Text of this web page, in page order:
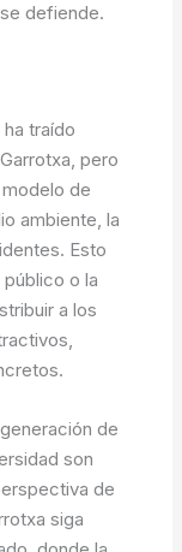
defiende.
traído
pero
de
ambiente, la
Esto
o la
a los
de
son
de
siga